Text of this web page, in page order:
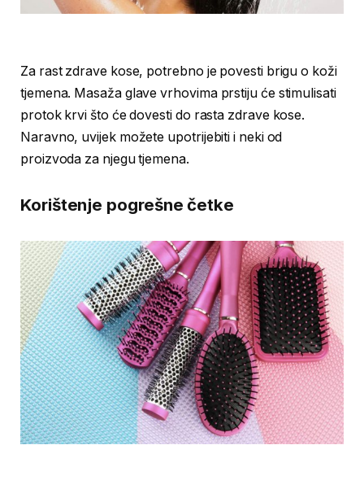
Za rast zdrave kose, potrebno je povesti brigu o koži
tjemena. Masaža glave vrhovima prstiju će stimulisati
protok krvi što će dovesti do rasta zdrave kose.
Naravno, uvijek možete upotrijebiti i neki od
proizvoda za njegu tjemena.
Korištenje pogrešne četke